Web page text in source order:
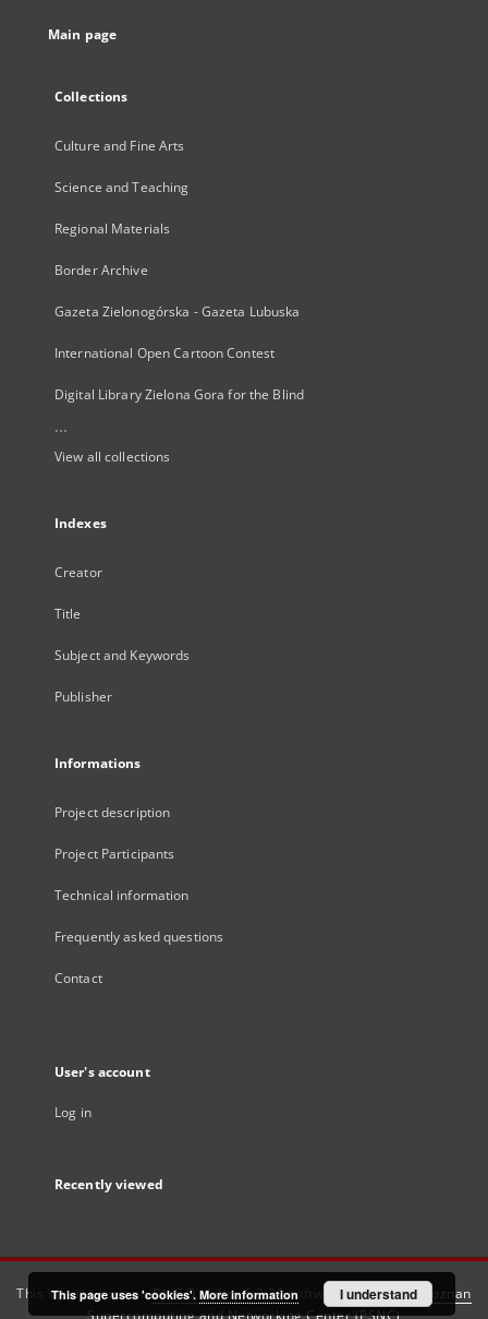
Main page
Collections
Culture and Fine Arts
Science and Teaching
Regional Materials
Border Archive
Gazeta Zielonogórska - Gazeta Lubuska
International Open Cartoon Contest
Digital Library Zielona Gora for the Blind
...
View all collections
Indexes
Creator
Title
Subject and Keywords
Publisher
Informations
Project description
Project Participants
Technical information
Frequently asked questions
Contact
User's account
Log in
Recently viewed
This service runs onDInGO dLibra 6.3.21software created by
Poznan
Supercomputing and Networking Center (PSNC)
This page uses 'cookies'. More information I understand